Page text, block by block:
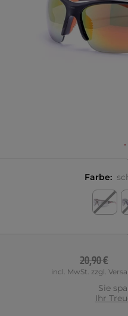
Farbe:
20,90 €
incl. MwSt. zzgl.
Sie
Ihr